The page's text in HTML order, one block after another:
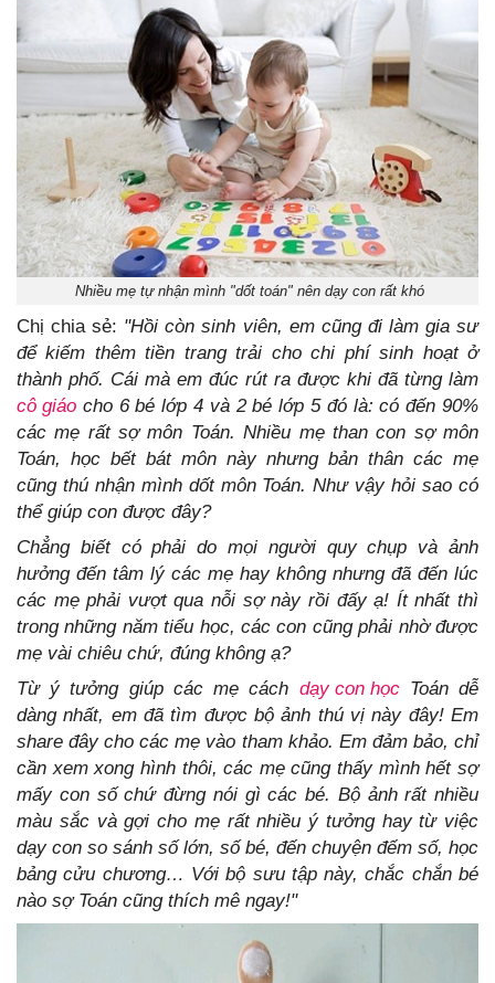
Nhiều mẹ tự nhận mình "dốt toán" nên dạy con rất khó
Chị chia sẻ: "Hồi còn sinh viên, em cũng đi làm gia sư
để kiếm thêm tiền trang trải cho chi phí sinh hoạt ở
thành phố. Cái mà em đúc rút ra được khi đã từng làm
cô giáo cho 6 bé lớp 4 và 2 bé lớp 5 đó là: có đến 90%
các mẹ rất sợ môn Toán. Nhiều mẹ than con sợ môn
Toán, học bết bát môn này nhưng bản thân các mẹ
cũng thú nhận mình dốt môn Toán. Như vậy hỏi sao có
thể giúp con được đây?
Chẳng biết có phải do mọi người quy chụp và ảnh
hưởng đến tâm lý các mẹ hay không nhưng đã đến lúc
các mẹ phải vượt qua nỗi sợ này rồi đấy ạ! Ít nhất thì
trong những năm tiểu học, các con cũng phải nhờ được
mẹ vài chiêu chứ, đúng không ạ?
Từ ý tưởng giúp các mẹ cách dạy con họcToán dễ
dàng nhất, em đã tìm được bộ ảnh thú vị này đây! Em
share đây cho các mẹ vào tham khảo. Em đảm bảo, chỉ
cần xem xong hình thôi, các mẹ cũng thấy mình hết sợ
mấy con số chứ đừng nói gì các bé. Bộ ảnh rất nhiều
màu sắc và gợi cho mẹ rất nhiều ý tưởng hay từ việc
dạy con so sánh số lớn, số bé, đến chuyện đếm số, học
bảng cửu chương… Với bộ sưu tập này, chắc chắn bé
nào sợ Toán cũng thích mê ngay!"